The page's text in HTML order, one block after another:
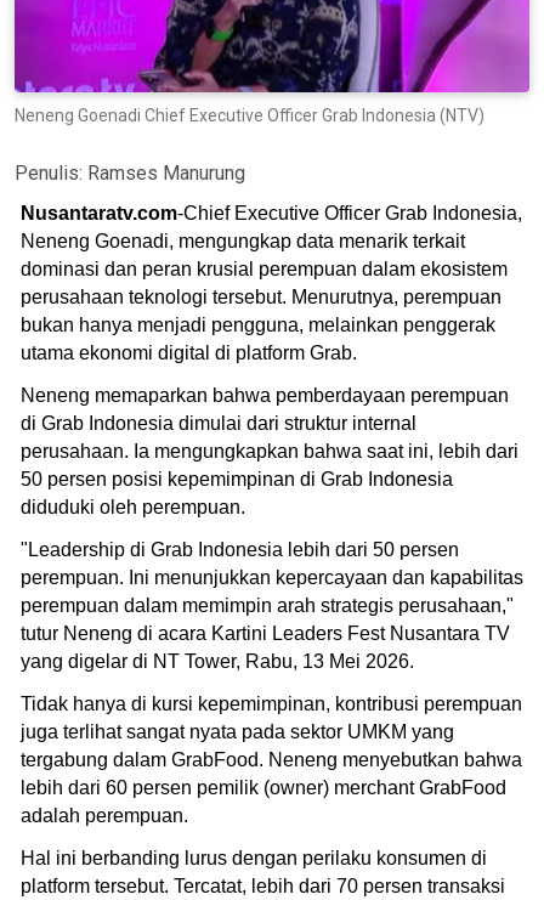
Neneng Goenadi Chief Executive Officer Grab Indonesia (NTV)
Penulis: Ramses Manurung
Nusantaratv.com-Chief Executive Officer Grab Indonesia,
Neneng Goenadi, mengungkap data menarik terkait
dominasi dan peran krusial perempuan dalam ekosistem
perusahaan teknologi tersebut. Menurutnya, perempuan
bukan hanya menjadi pengguna, melainkan penggerak
utama ekonomi digital di platform Grab.
Neneng memaparkan bahwa pemberdayaan perempuan
di Grab Indonesia dimulai dari struktur internal
perusahaan. Ia mengungkapkan bahwa saat ini, lebih dari
50 persen posisi kepemimpinan di Grab Indonesia
diduduki oleh perempuan.
"Leadership di Grab Indonesia lebih dari 50 persen
perempuan. Ini menunjukkan kepercayaan dan kapabilitas
perempuan dalam memimpin arah strategis perusahaan,"
tutur Neneng di acara Kartini Leaders Fest Nusantara TV
yang digelar di NT Tower, Rabu, 13 Mei 2026.
Tidak hanya di kursi kepemimpinan, kontribusi perempuan
juga terlihat sangat nyata pada sektor UMKM yang
tergabung dalam GrabFood. Neneng menyebutkan bahwa
lebih dari 60 persen pemilik (owner) merchant GrabFood
adalah perempuan.
Hal ini berbanding lurus dengan perilaku konsumen di
platform tersebut. Tercatat, lebih dari 70 persen transaksi